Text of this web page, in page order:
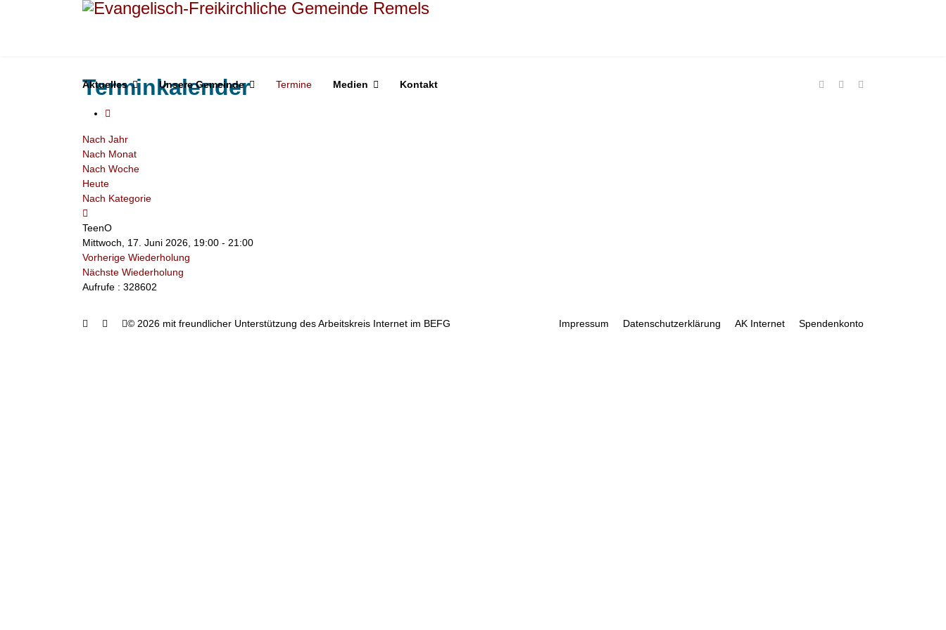
Aktuelles Unsere Gemeinde Termine Medien Kontakt
Terminkalender
Nach Jahr
Nach Monat
Nach Woche
Heute
Nach Kategorie
TeenO
Mittwoch, 17. Juni 2026, 19:00 - 21:00
Vorherige Wiederholung
Nächste Wiederholung
Aufrufe : 328602
© 2026 mit freundlicher Unterstützung des Arbeitskreis Internet im BEFG Impressum Datenschutzerklärung AK Internet Spendenkonto